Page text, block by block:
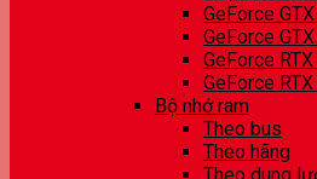
GeForce
GeForce
GeForce
GeForce
Bộ nhớ ram
Theo bus
Theo hãng